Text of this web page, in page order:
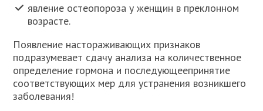
явление остеопороза у женщин в преклонном
возрасте.
Появление настораживающих признаков
подразумевает сдачу анализа на количественное
определение гормона и последующеепринятие
соответствующих мер для устранения возникшего
заболевания!